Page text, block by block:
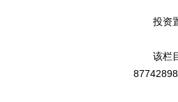
投资置
该栏目